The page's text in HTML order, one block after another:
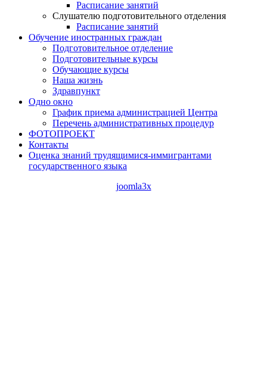
Расписание занятий
Слушателю подготовительного отделения
Расписание занятий
Обучение иностранных граждан
Подготовительное отделение
Подготовительные курсы
Обучающие курсы
Наша жизнь
Здравпункт
Одно окно
График приема администрацией Центра
Перечень административных процедур
ФОТОПРОЕКТ
Контакты
Оценка знаний трудящимися-иммигрантами
государственного языка
joomla3x